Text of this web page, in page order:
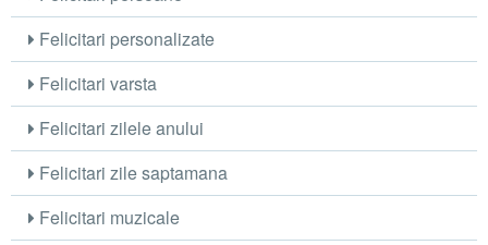
Felicitari personalizate
Felicitari varsta
Felicitari zilele anului
Felicitari zile saptamana
Felicitari muzicale